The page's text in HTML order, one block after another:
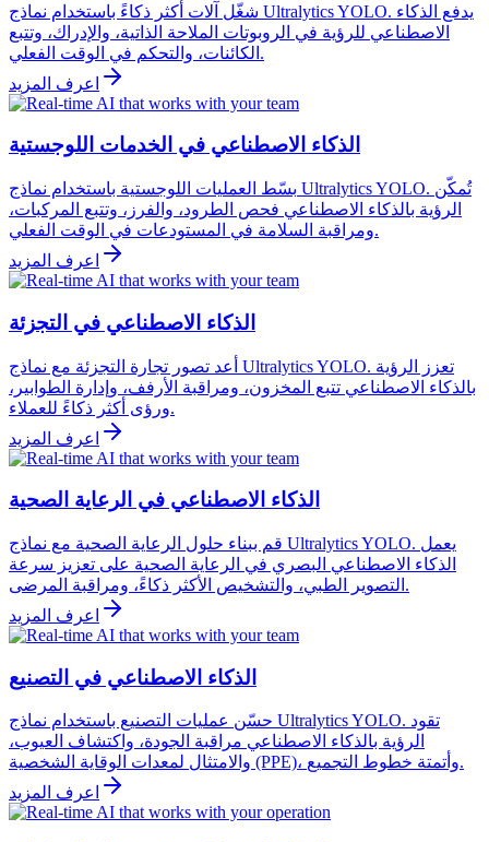
شغّل آلات أكثر ذكاءً باستخدام نماذج Ultralytics YOLO. يدفع الذكاء
الاصطناعي للرؤية في الروبوتات الملاحة الذاتية، والإدراك، وتتبع
الكائنات، والتحكم في الوقت الفعلي.
اعرف المزيد
الذكاء الاصطناعي في الخدمات اللوجستية
بسّط العمليات اللوجستية باستخدام نماذج Ultralytics YOLO. تُمكّن
الرؤية بالذكاء الاصطناعي فحص الطرود، والفرز، وتتبع المركبات،
ومراقبة السلامة في المستودعات في الوقت الفعلي.
اعرف المزيد
الذكاء الاصطناعي في التجزئة
أعد تصور تجارة التجزئة مع نماذج Ultralytics YOLO. تعزز الرؤية
بالذكاء الاصطناعي تتبع المخزون، ومراقبة الأرفف، وإدارة الطوابير،
ورؤى أكثر ذكاءً للعملاء.
اعرف المزيد
الذكاء الاصطناعي في الرعاية الصحية
قم ببناء حلول الرعاية الصحية مع نماذج Ultralytics YOLO. يعمل
الذكاء الاصطناعي البصري في الرعاية الصحية على تعزيز سرعة
التصوير الطبي، والتشخيص الأكثر ذكاءً، ومراقبة المرضى.
اعرف المزيد
الذكاء الاصطناعي في التصنيع
حسّن عمليات التصنيع باستخدام نماذج Ultralytics YOLO. تقود
الرؤية بالذكاء الاصطناعي مراقبة الجودة، واكتشاف العيوب،
والامتثال لمعدات الوقاية الشخصية (PPE)، وأتمتة خطوط التجميع.
اعرف المزيد